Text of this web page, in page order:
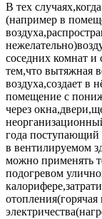
В тех
(например в
соседних комнат и
тем,что вытяжная
воздуха,создает в
помещение с
через
года поступающий
в вентилируемом
можно применять
подогревом